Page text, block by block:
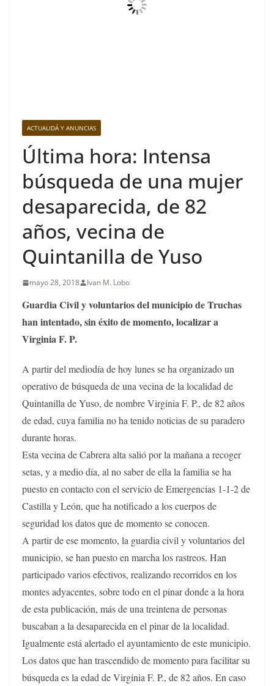
ACTUALIDÁ Y ANUNCIAS
Última hora: Intensa
búsqueda de una mujer
desaparecida, de 82
años, vecina de
Quintanilla de Yuso
mayo 28, 2018 Ivan M. Lobo
Guardia Civil y voluntarios del municipio de Truchas
han intentado, sin éxito de momento, localizar a
Virginia F. P.
A partir del mediodía de hoy lunes se ha organizado un
operativo de búsqueda de una vecina de la localidad de
Quintanilla de Yuso, de nombre Virginia F. P., de 82 años
de edad, cuya familia no ha tenido noticias de su paradero
durante horas.
Esta vecina de Cabrera alta salió por la mañana a recoger
setas, y a medio día, al no saber de ella la familia se ha
puesto en contacto con el servicio de Emergencias 1-1-2 de
Castilla y León, que ha notificado a los cuerpos de
seguridad los datos que de momento se conocen.
A partir de ese momento, la guardia civil y voluntarios del
municipio, se han puesto en marcha los rastreos. Han
participado varios efectivos, realizando recorridos en los
montes adyacentes, sobre todo en el pinar donde a la hora
de esta publicación, más de una treintena de personas
buscaban a la desaparecida en el pinar de la localidad.
Igualmente está alertado el ayuntamiento de este municipio.
Los datos que han trascendido de momento para facilitar su
búsqueda es la edad de Virginia F. P., de 82 años. En caso